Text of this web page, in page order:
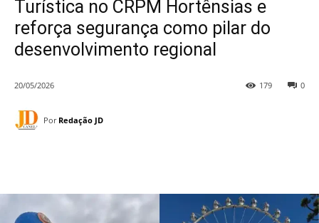
Turística no CRPM Hortênsias e
reforça segurança como pilar do
desenvolvimento regional
20/05/2026 0
179
Por Redação JD